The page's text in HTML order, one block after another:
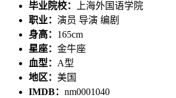
毕业院校：
上海外国语学院
职业： 演员 导演 编剧
身高： 165cm
星座： 金牛座
血型： A型
地区： 美国
IMDB： nm0001040